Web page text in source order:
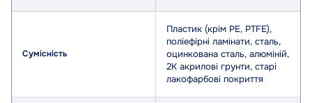
Сумісність
Пластик (крім PE, PTFE),
поліефірні ламінати, сталь,
оцинкована сталь, алюміній,
2К акрилові грунти, старі
лакофарбові покриття